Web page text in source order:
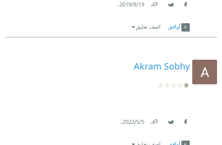
19‏/8‏/2019
.
أوافق اضف تعليق
Akram Sobhy
5‏/5‏/2022
.